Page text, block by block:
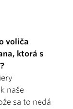
voliča
ktorá s
naše
sa to nedá